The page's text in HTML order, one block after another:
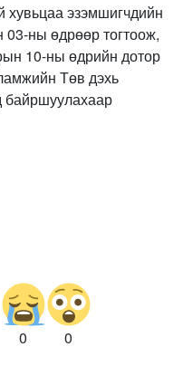
хувьцаа эзэмшигчдийн
ны өдрөөр тогтоож,
10-ны өдрийн дотор
Төв дэхь
байршуулахаар
0 0